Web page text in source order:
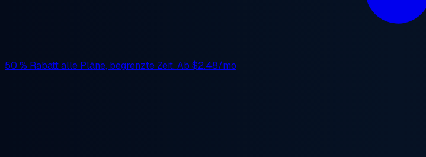
50 % Rabattalle Pläne, begrenzte Zeit. Ab $2.48/mo